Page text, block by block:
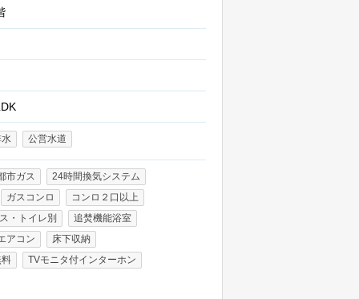
公営水道
市ガス
24時間換気システム
ガスコンロ
コンロ２口以上
・トイレ別
追焚機能浴室
アコン
床下収納
TVモニタ付インターホン